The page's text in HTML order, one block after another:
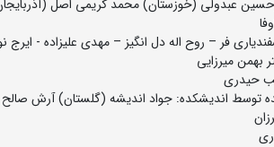
فر – روح اله دل انگیز – مهدی علیزاده - ایرج
بهمن میرزایی
حیدری
توسط اندیشکده: جواد اندیشه (گلستان) آرش صالح